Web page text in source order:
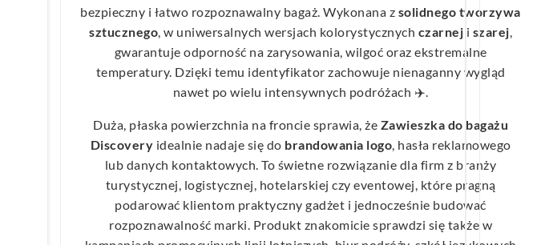
bezpieczny i łatwo rozpoznawalny bagaż. Wykonana z solidnego tworzywa
sztucznego, w uniwersalnych wersjach kolorystycznych czarnej i szarej,
gwarantuje odporność na zarysowania, wilgoć oraz ekstremalne
temperatury. Dzięki temu identyfikator zachowuje nienaganny wygląd
nawet po wielu intensywnych podróżach ✈️.
Duża, płaska powierzchnia na froncie sprawia, że Zawieszka do bagażu
Discovery idealnie nadaje się do brandowania logo, hasła reklamowego
lub danych kontaktowych. To świetne rozwiązanie dla firm z branży
turystycznej, logistycznej, hotelarskiej czy eventowej, które pragną
podarować klientom praktyczny gadżet i jednocześnie budować
rozpoznawalność marki. Produkt znakomicie sprawdzi się także w